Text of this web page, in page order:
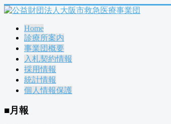
Home
診療所案内
事業団概要
入札契約情報
採用情報
統計情報
個人情報保護
■月報